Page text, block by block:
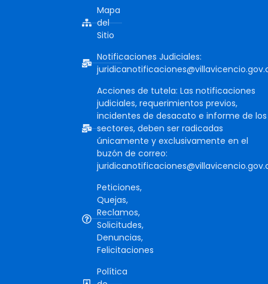
Mapa
del
Sitio
Notificaciones Judiciales:
Acciones de tutela: Las notificaciones
judiciales, requerimientos previos,
incidentes de desacato e informe de los
sectores, deben ser radicadas
únicamente y exclusivamente en el
buzón de correo:
Peticiones,
Quejas,
Reclamos,
Solicitudes,
Denuncias,
Felicitaciones
Política